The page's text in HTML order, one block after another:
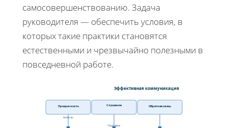
самосовершенствованию. Задача
руководителя — обеспечить условия, в
которых такие практики становятся
естественными и чрезвычайно полезными в
повседневной работе.
Эффективная коммуникация
Прозрачность Слушание Обратная связь
Аспекты
Практики